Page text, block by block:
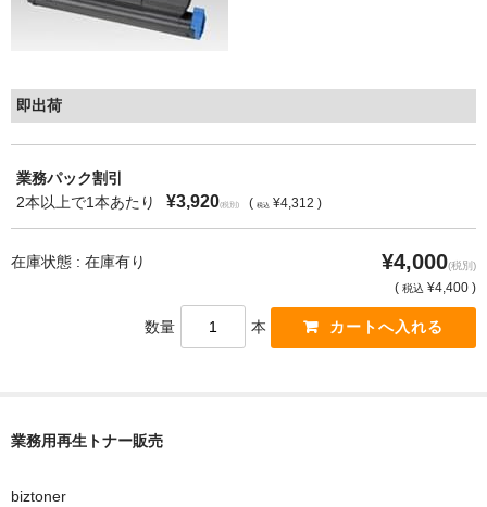
リサイクルトナーの評価
リサイクルトナーを使える会社、使えない会社
全国発送・送料無料
印字枚数について
対応プリンターメーカー
なぜ業務用を選ぶべき？
即出荷
業務パック割引
2本以上で1本あたり
¥3,920(税別) ( 税込 ¥4,312 )
在庫状態 : 在庫有り ¥4,000(税別)
( 税込 ¥4,400 )
数量 本
業務用再生トナー販売
biztoner